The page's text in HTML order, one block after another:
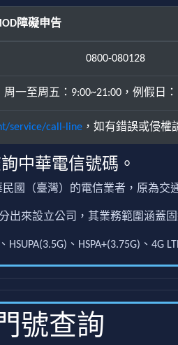
障礙申告
0800-080128
周一至周五：9:00~21:00，例假日：
service/call-line，如有錯誤或侵權
中華電信號碼。
國（臺灣）的電信業者，原為交
來設立公司，其業務範圍涵蓋
、HSPA+(3.75G)、4G
號查詢